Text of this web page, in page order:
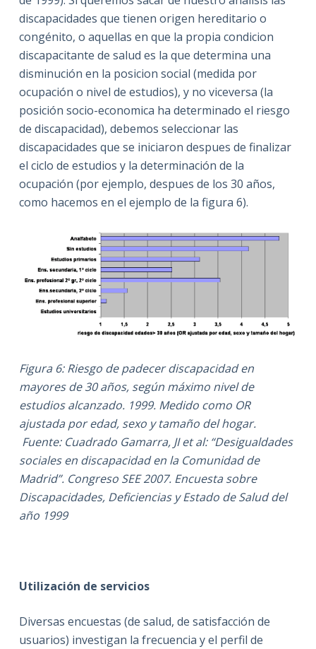
discapacidades que tienen origen hereditario o
congénito, o aquellas en que la propia condicion
discapacitante de salud es la que determina una
disminución en la posicion social (medida por
ocupación o nivel de estudios), y no viceversa (la
posición socio-economica ha determinado el riesgo
de discapacidad), debemos seleccionar las
discapacidades que se iniciaron despues de finalizar
el ciclo de estudios y la determinación de la
ocupación (por ejemplo, despues de los 30 años,
como hacemos en el ejemplo de la figura 6).
Figura 6: Riesgo de padecer discapacidad en
mayores de 30 años, según máximo nivel de
estudios alcanzado. 1999. Medido como OR
ajustada por edad, sexo y tamaño del hogar.
Fuente: Cuadrado Gamarra, JI et al: “Desigualdades
sociales en discapacidad en la Comunidad de
Madrid”. Congreso SEE 2007. Encuesta sobre
Discapacidades, Deficiencias y Estado de Salud del
año 1999
Utilización de servicios
Diversas encuestas (de salud, de satisfacción de
usuarios) investigan la frecuencia y el perfil de